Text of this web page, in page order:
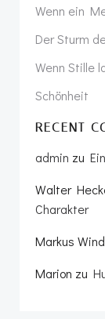
Wenn ein
Der Sturm
Wenn Stille
Schönheit
RECENT
admin zu
Walter
Charakter
Markus
Marion zu